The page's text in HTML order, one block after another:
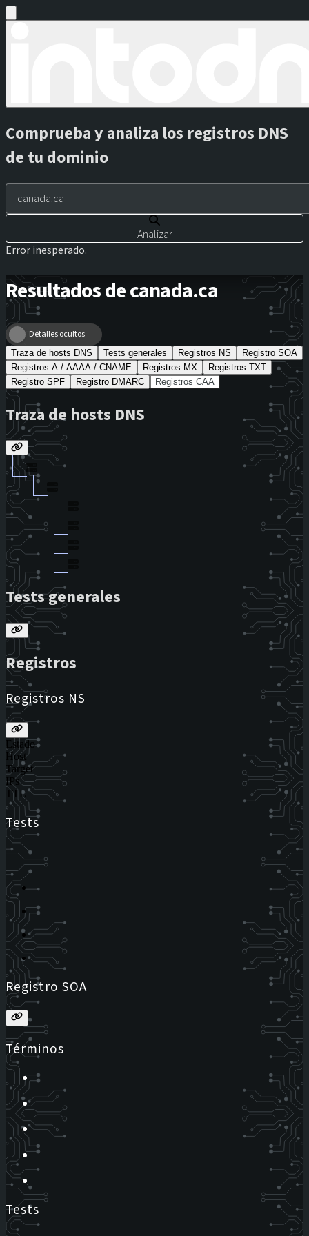
Comprueba y analiza los registros DNS
de tu dominio
Analizar
Error inesperado.
Resultados de canada.ca
Detalles ocultos
Traza de hosts DNS Tests generales Registros NS
Registro SOA
Registros A / AAAA / CNAME
Registros MX
Registros TXT
Registro SPF
Registro DMARC Registros CAA
Traza de hosts DNS
Tests generales
Registros
Registros NS
Estado
Host
Target
IPs
TTL
Tests
Registro SOA
Términos
Tests